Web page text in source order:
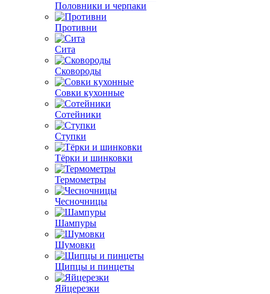
Половники и черпаки
Противни
Сита
Сковороды
Совки кухонные
Сотейники
Ступки
Тёрки и шинковки
Термометры
Чесночницы
Шампуры
Шумовки
Щипцы и пинцеты
Яйцерезки